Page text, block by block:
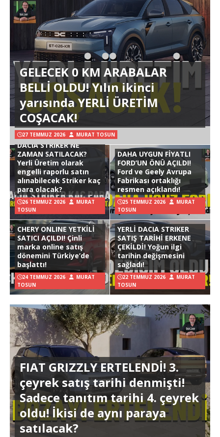
GELECEK 0 KM ARABALAR
BELLİ OLDU! Yılın ikinci
yarısında YERLİ ÜRETİM
COŞACAK!
27 TEMMUZ 2026 MURAT TOSUN
DACIA STRIKER NE
ZAMAN SATILACAK?
Yerli Üretim olarak
engelli raporlu satın
alınabilecek Striker kaç
para olacak?
26 TEMMUZ 2026
MURAT
TOSUN
DAHA UYGUN FİYATLI
FORD’UN ÖNÜ AÇILDI!
Ford ve Geely Avrupa
Fabrikası ortaklığı
resmen açıklandı!
25 TEMMUZ 2026
MURAT
TOSUN
CHERY ONLINE YETKİLİ
SATICI AÇILDI! Çinli
marka online satış
dönemini Türkiye’de
başlattı!
24 TEMMUZ 2026
MURAT
TOSUN
YERLİ DACIA STRIKER
SATIŞ TARİHİ ERKENE
ÇEKİLDİ! Yoğun ilgi
tarihin değişmesini
sağladı!
22 TEMMUZ 2026
MURAT
TOSUN
FIAT GRIZZLY ERTELENDİ! 3.
çeyrek satış tarihi denmişti!
Sadece tanıtım tarihi 4. çeyrek
oldu! İkisi de aynı paraya
satılacak?